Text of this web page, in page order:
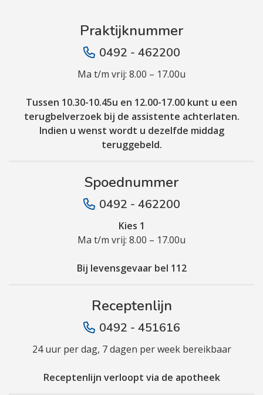
Praktijknummer
0492 - 462200
Ma t/m vrij: 8.00 – 17.00u
Tussen 10.30-10.45u en 12.00-17.00 kunt u een
terugbelverzoek bij de assistente achterlaten.
Indien u wenst wordt u dezelfde middag
teruggebeld.
Spoednummer
0492 - 462200
Kies 1
Ma t/m vrij: 8.00 – 17.00u
Bij levensgevaar bel 112
Receptenlijn
0492 - 451616
24 uur per dag, 7 dagen per week bereikbaar
Receptenlijn verloopt via de apotheek